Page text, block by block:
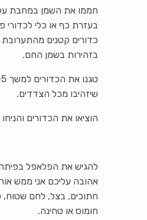
חממו את השמן במחבת על
בעזרת כף או כלי לכדורי
כדורים קטנים מהתערובת
בזהירות בשמן החם.
שיזהיבו מכל הצדדים.
הוציאו את הכדורים והניחו
להגיש את הפלאפל
אהובה עליכם אני ממש
חתוכים, בצל, לחם שטוח,
חומוס או טחינה.